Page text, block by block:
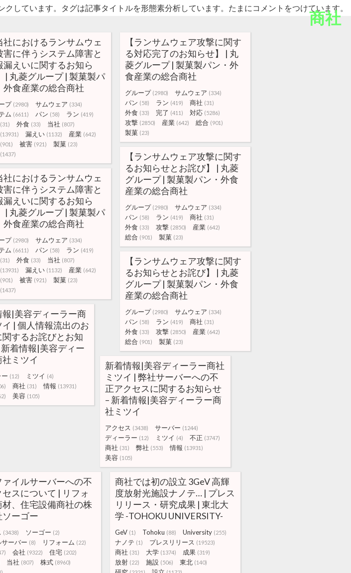
しています。タグは記事タイトルを形態素分析しています。たまにコメントをつけています。
商社
社におけるランサムウェ
害に伴うシステム障害と
漏えいに関するお知ら
| 丸菱グループ | 製菓製パ
外食産業の総合商社
プ (2980) サムウェア (334)
ム (6611) パン (58) ラン (419)
(31) 外食 (33) 当社 (807)
(13931) 漏えい (1132) 産業 (642)
(901) 被害 (921) 製菓 (23)
(1437)
【ランサムウェア攻撃に関す
る対応完了のお知らせ】 | 丸
菱グループ | 製菓製パン・外
食産業の総合商社
グループ (2980) サムウェア (334)
パン (58) ラン (419) 商社 (31)
外食 (33) 完了 (411) 対応 (5286)
攻撃 (2850) 産業 (642) 総合 (901)
製菓 (23)
【ランサムウェア攻撃に関す
るお知らせとお詫び】 | 丸菱
グループ | 製菓製パン・外食
産業の総合商社
グループ (2980) サムウェア (334)
パン (58) ラン (419) 商社 (31)
外食 (33) 攻撃 (2850) 産業 (642)
総合 (901) 製菓 (23)
社におけるランサムウェ
害に伴うシステム障害と
漏えいに関するお知ら
| 丸菱グループ | 製菓製パ
外食産業の総合商社
プ (2980) サムウェア (334)
ム (6611) パン (58) ラン (419)
(31) 外食 (33) 当社 (807)
(13931) 漏えい (1132) 産業 (642)
(901) 被害 (921) 製菓 (23)
(1437)
【ランサムウェア攻撃に関す
るお知らせとお詫び】 | 丸菱
グループ | 製菓製パン・外食
産業の総合商社
グループ (2980) サムウェア (334)
パン (58) ラン (419) 商社 (31)
外食 (33) 攻撃 (2850) 産業 (642)
総合 (901) 製菓 (23)
報|美容ディーラー商
| 個人情報流出のお
関するお詫びとお知
新着情報|美容ディー
社ミツイ
(12) ミツイ (4)
商社 (31) 情報 (13931)
美容 (105)
新着情報|美容ディーラー商社
ミツイ | 弊社サーバーへの不
正アクセスに関するお知らせ
– 新着情報|美容ディーラー商
社ミツイ
アクセス (3438) サーバー (1244)
ディーラー (12) ミツイ (4) 不正 (3747)
商社 (31) 弊社 (553) 情報 (13931)
美容 (105)
ァイルサーバーへの不
スについて | リフォ
材、住宅設備商社の株
ーゴー
(3438) ソーゴー (2)
ーバー (8) リフォーム (22)
会社 (9322) 住宅 (202)
当社 (807) 株式 (8960)
商社では初の設立 3GeV 高輝
度放射光施設ナノテ… | プレス
リリース・研究成果 | 東北大
学 -TOHOKU UNIVERSITY-
GeV (1) Tohoku (88) University (255)
ナノテ (1) プレスリリース (19523)
商社 (31) 大学 (1374) 成果 (319)
放射 (22) 施設 (506) 東北 (140)